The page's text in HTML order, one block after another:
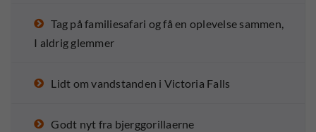
Tag på familiesafari og få en oplevelse sammen,
I aldrig glemmer
Lidt om vandstanden i Victoria Falls
Godt nyt fra bjerggorillaerne